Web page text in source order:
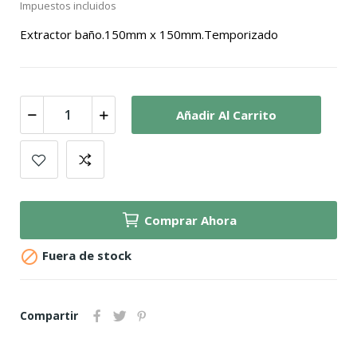
Impuestos incluidos
Extractor baño.150mm x 150mm.Temporizado
Añadir Al Carrito
Comprar Ahora
 Fuera de stock
Compartir